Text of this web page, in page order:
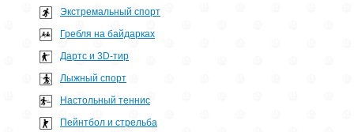
Экстремальный спорт
Гребля на байдарках
Дартс и 3D-тир
Лыжный спорт
Настольный теннис
Пейнтбол и стрельба